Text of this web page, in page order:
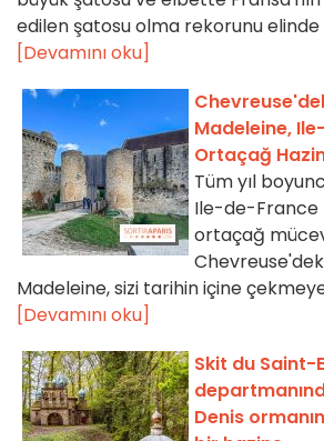
edilen şatosu olma rekorunu
[Devamını oku]
Madeleine,
Ortaçağ
Tüm yıl
Ile-de-France
ortaçağ
Madeleine, sizi tarihin içine
[Devamını oku]
Skit du Saint-
Denis